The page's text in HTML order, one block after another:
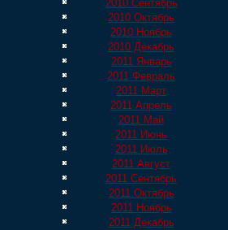
2010 Сентябрь
2010 Октябрь
2010 Ноябрь
2010 Декабрь
2011 Январь
2011 Февраль
2011 Март
2011 Апрель
2011 Май
2011 Июнь
2011 Июль
2011 Август
2011 Сентябрь
2011 Октябрь
2011 Ноябрь
2011 Декабрь